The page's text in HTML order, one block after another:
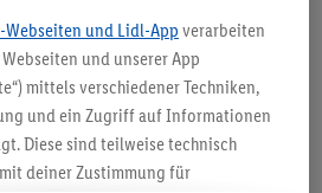
nur in haushaltsüblichen Mengen. Verkauf
Produkte, vor allem NonFood-Produkte,
Abbildungen ähnlich.
und Lidl-App verarbeiten
und unserer App
mittels verschiedener Techniken,
und ein Zugriff auf Informationen
Diese sind teilweise technisch
deiner Zustimmung für